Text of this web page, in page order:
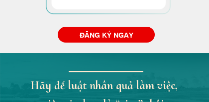
ĐĂNG KÝ NGAY
Hãy để luật nhân quả làm việc,